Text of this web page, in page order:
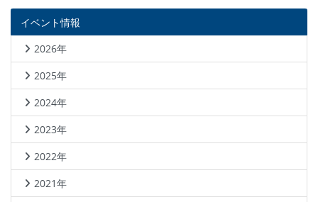
イベント情報
2026年
2025年
2024年
2023年
2022年
2021年